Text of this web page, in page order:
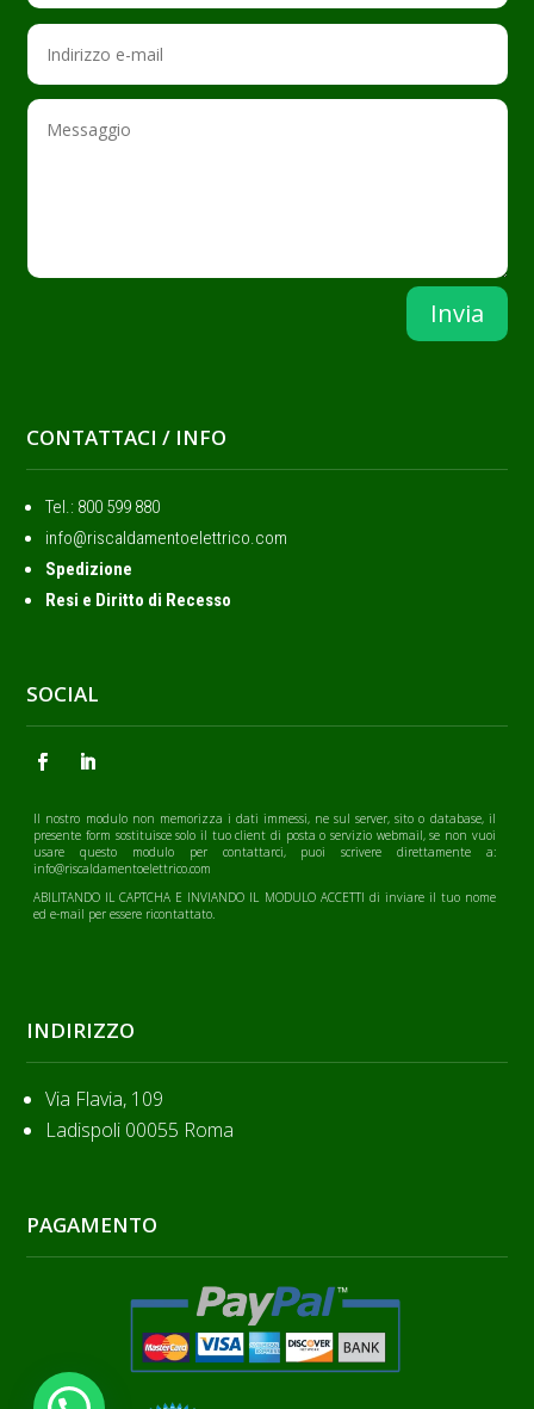
Invia
CONTATTACI / INFO
Tel.: ‭800 599 880
info@riscaldamentoelettrico.com
Spedizione
Resi e Diritto di Recesso
SOCIAL
Il nostro modulo non memorizza i dati immessi, ne sul server, sito o database, il
presente form sostituisce solo il tuo client di posta o servizio webmail, se non vuoi
usare questo modulo per contattarci, puoi scrivere direttamente a:
info@riscaldamentoelettrico.com
ABILITANDO IL CAPTCHA E INVIANDO IL MODULO ACCETTI di inviare il tuo nome
ed e-mail per essere ricontattato.
INDIRIZZO
Via Flavia, 109
Ladispoli 00055 Roma
PAGAMENTO